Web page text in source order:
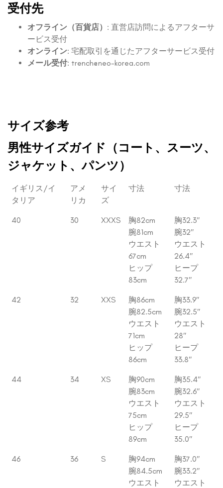
受付先
オフライン（百貨店） : 直営店訪問によるアフターサ
ービス受付
オンライン: 宅配取引を通じたアフターサービス受付
メール受付: trench@neo-korea.com
サイズ参考
男性サイズガイド（コート、スーツ、
ジャケット、パンツ）
イギリス/イ
タリア
アメ
リカ
サイ
ズ
寸法 寸法
40 30 XXXS
胸82cm
腕81cm
ウエスト
67cm
ヒップ
83cm
胸32.3″
腕32″
ウエスト
26.4″
ヒープ
32.7″
42 32 XXS
胸86cm
腕82.5cm
ウエスト
71cm
ヒップ
86cm
胸33.9″
腕32.5″
ウエスト
28″
ヒープ
33.8″
44 34 XS
胸90cm
腕83cm
ウエスト
75cm
ヒップ
89cm
胸35.4″
腕32.6″
ウエスト
29.5″
ヒープ
35.0″
46 36 S
胸94cm
腕84.5cm
ウエスト
胸37.0″
腕33.2″
ウエスト